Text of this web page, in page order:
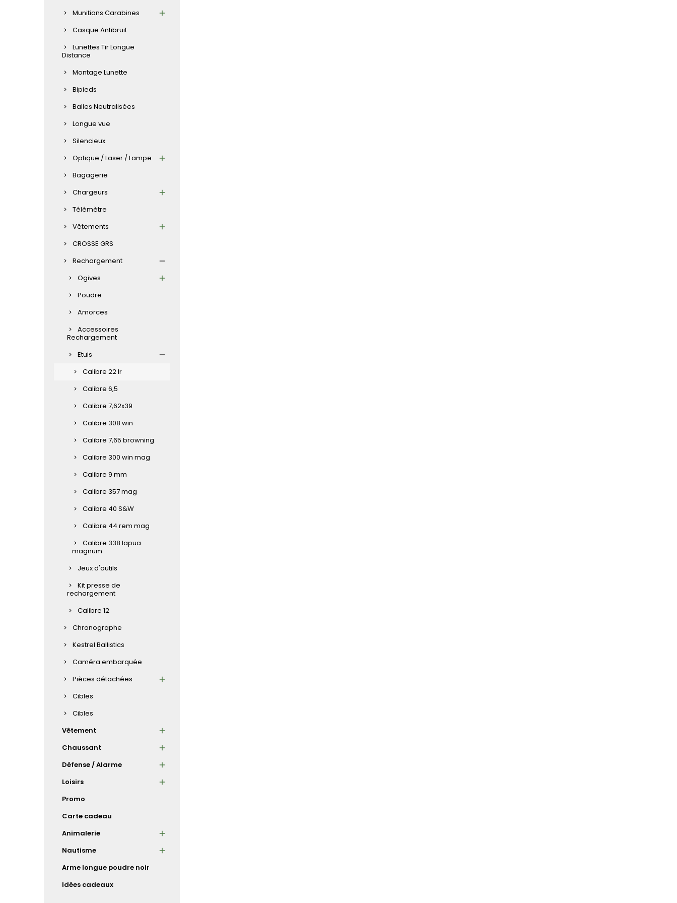
Munitions Carabines
Casque Antibruit
Lunettes Tir Longue
Distance
Montage Lunette
Bipieds
Balles Neutralisées
Longue vue
Silencieux
Optique / Laser / Lampe
Bagagerie
Chargeurs
Télémètre
Vêtements
CROSSE GRS
Rechargement
Ogives
Poudre
Amorces
Accessoires
Rechargement
Etuis
Calibre 22 lr
Calibre 6,5
Calibre 7,62x39
Calibre 308 win
Calibre 7,65 browning
Calibre 300 win mag
Calibre 9 mm
Calibre 357 mag
Calibre 40 S&W
Calibre 44 rem mag
Calibre 338 lapua
magnum
Jeux d'outils
Kit presse de
rechargement
Calibre 12
Chronographe
Kestrel Ballistics
Caméra embarquée
Pièces détachées
Cibles
Cibles
Vêtement
Chaussant
Défense / Alarme
Loisirs
Promo
Carte cadeau
Animalerie
Nautisme
Arme longue poudre noir
Idées cadeaux